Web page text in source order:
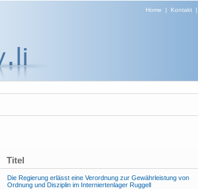
Home | Kontakt|
Titel
Die Regierung erlässt eine Verordnung zur Gewährleistung von
Ordnung und Disziplin im Interniertenlager Ruggell